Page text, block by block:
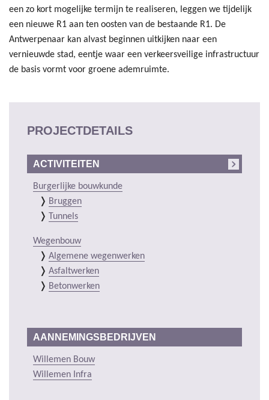
een zo kort mogelijke termijn te realiseren, leggen we tijdelijk
een nieuwe R1 aan ten oosten van de bestaande R1. De
Antwerpenaar kan alvast beginnen uitkijken naar een
vernieuwde stad, eentje waar een verkeersveilige infrastructuur
de basis vormt voor groene ademruimte.
PROJECTDETAILS
ACTIVITEITEN
Burgerlijke bouwkunde
Bruggen
Tunnels
Wegenbouw
Algemene wegenwerken
Asfaltwerken
Betonwerken
AANNEMINGSBEDRIJVEN
Willemen Bouw
Willemen Infra